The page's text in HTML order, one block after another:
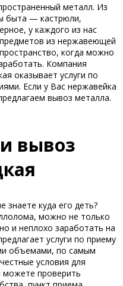
металл. Из
быта — кастрюли,
у каждого из нас
из нержавеющей
когда можно
Компания
оказывает услуги по
Если у Вас нержавейка
вывоз металла.
вывоз
знаете куда его деть?
можно не только
и неплохо заработать на
услуги по приему
объемами, по самым
условия для
можете проверить